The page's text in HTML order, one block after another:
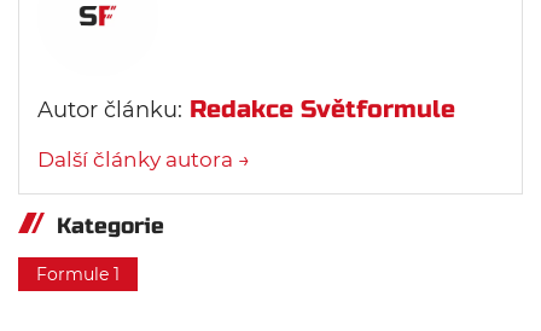
Autor článku: Redakce Světformule
Další články autora →
Kategorie
Formule 1